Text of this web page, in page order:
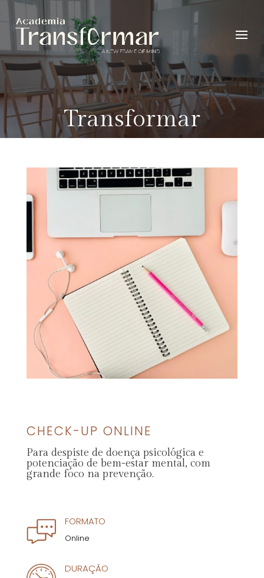
Transformar
Corporate
CHECK-UP ONLINE
Para despiste de doença psicológica e
potenciação de bem-estar mental, com
grande foco na prevenção.
FORMATO
Online
DURAÇÃO